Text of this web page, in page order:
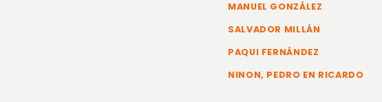
MANUEL GONZÁLEZ
SALVADOR MILLÁN
PAQUI FERNÁNDEZ
NINON, PEDRO EN RICARDO